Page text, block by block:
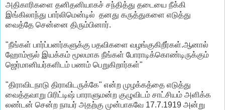
அதிகாரிகளை தனிதனியாகச் சந்தித்து தடையை நீக்கி
இங்கிலாந்து பார்லிமென்டில் தனது கருத்துகளை எடுத்து
வைத்தே சென்னை திரும்பினார்.
"நீங்கள் பார்ப்பனர்களுக்கு பதவிகளை வழங்குகிறீர்கள்.ஆனால்
ஹோம்ரூல் இயக்கம் மூலமாக நீங்கள் போராடிக்கொண்டிருக்கும்
ஜெர்மானியர்களிடம் பணம் பெறுகிறார்கள்"
"திராவிடநாடு திராவிடருக்கே" என்ற முழக்கத்தை எடுத்து
வைத்தவாறு பிரிட்டிஷ் பாராளுமன்ற குழுவிடம் சாட்சியம் அளிக்க
லண்டன் சென்ற நாயர் அதற்கு முன்பாகவே 17.7.1919 அன்று